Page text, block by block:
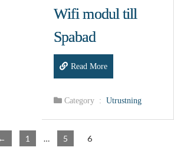
Wifi modul till
Spabad
Read More
Category : Utrustning
← 1 … 5 6